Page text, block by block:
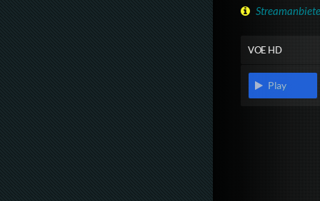
VOE HD
Play